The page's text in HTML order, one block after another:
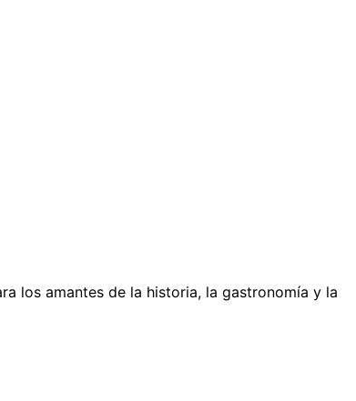
los amantes de la historia, la gastronomía y la